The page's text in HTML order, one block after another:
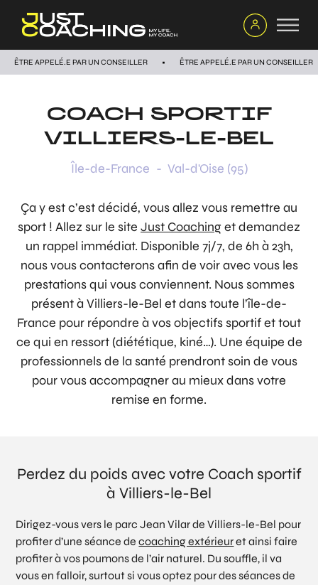
ÊTRE APPELÉ.E PAR UN CONSEILLER ÊTRE APPELÉ.E PAR UN CONSEILLER
COACH SPORTIF
VILLIERS-LE-BEL
Île-de-France - Val-d'Oise (95)
Ça y est c’est décidé, vous allez vous remettre au
sport ! Allez sur le site Just Coachinget demandez
un rappel immédiat. Disponible 7j/7, de 6h à 23h,
nous vous contacterons afin de voir avec vous les
prestations qui vous conviennent. Nous sommes
présent à Villiers-le-Bel et dans toute l’île-de-
France pour répondre à vos objectifs sportif et tout
ce qui en ressort (diététique, kiné…). Une équipe de
professionnels de la santé prendront soin de vous
pour vous accompagner au mieux dans votre
remise en forme.
Perdez du poids avec votre Coach sportif
à Villiers-le-Bel
Dirigez-vous vers le parc Jean Vilar de Villiers-le-Bel pour
profiter d’une séance decoaching extérieuret ainsi faire
profiter à vos poumons de l’air naturel. Du souffle, il va
vous en falloir, surtout si vous optez pour des séances de